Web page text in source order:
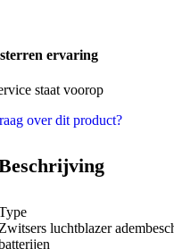
ervaring
staat voorop
over dit product?
luchtblazer